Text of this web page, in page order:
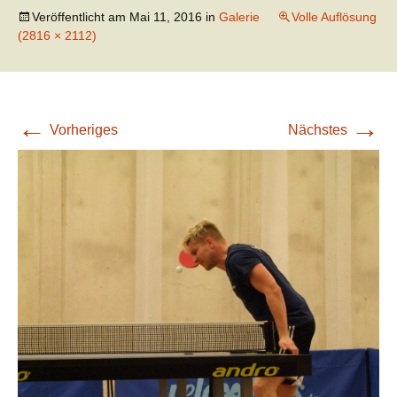
Veröffentlicht am Mai 11, 2016 in Galerie
Volle Auflösung
(2816 × 2112)
← Vorheriges Nächstes →